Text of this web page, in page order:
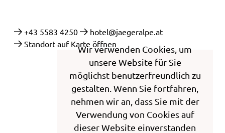
+43 5583 4250
hotel@jaegeralpe.at
Standort auf Karte öffnenWir verwenden Cookies, um
unsere Website für Sie
möglichst benutzerfreundlich zu
gestalten. Wenn Sie fortfahren,
nehmen wir an, dass Sie mit der
Verwendung von Cookies auf
dieser Website einverstanden